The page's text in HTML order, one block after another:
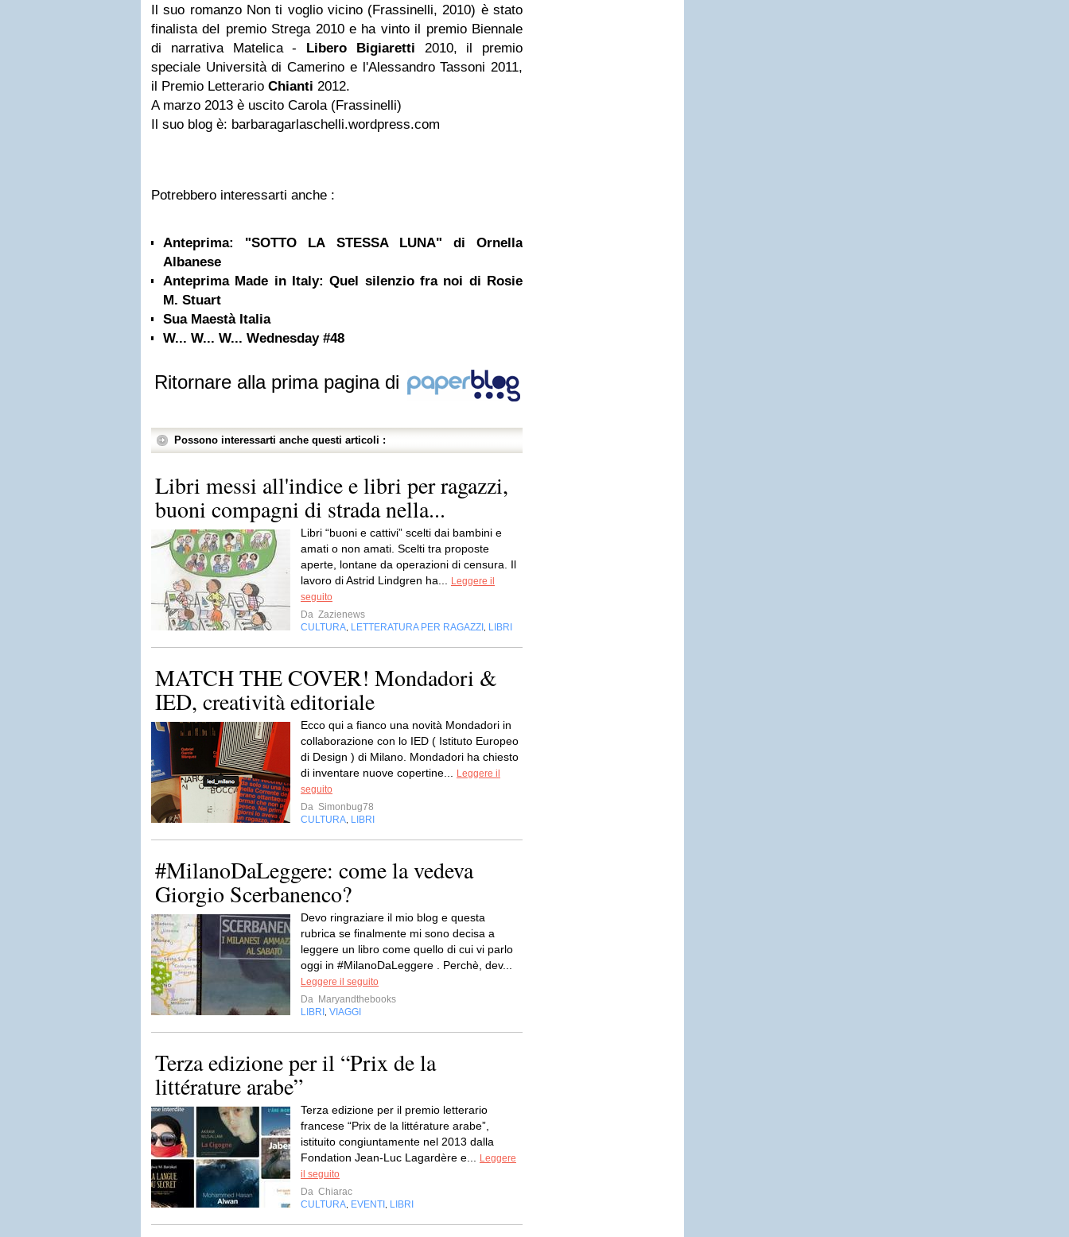
Il suo romanzo Non ti voglio vicino (Frassinelli, 2010) è stato
finalista deI premio Strega 2010 e ha vinto il premio Biennale
di narrativa Matelica - Libero Bigiaretti 2010, il premio
speciale Università di Camerino e l'Alessandro Tassoni 2011,
il Premio Letterario Chianti 2012.
A marzo 2013 è uscito Carola (Frassinelli)
Il suo blog è: barbaragarlaschelli.wordpress.com
Potrebbero interessarti anche :
Anteprima: "SOTTO LA STESSA LUNA" di Ornella
Albanese
Anteprima Made in Italy: Quel silenzio fra noi di Rosie
M. Stuart
Sua Maestà Italia
W... W... W... Wednesday #48
Ritornare alla prima pagina di
Possono interessarti anche questi articoli :
Libri messi all'indice e libri per ragazzi,
buoni compagni di strada nella...
Libri “buoni e cattivi” scelti dai bambini e
amati o non amati. Scelti tra proposte
aperte, lontane da operazioni di censura. Il
lavoro di Astrid Lindgren ha...
Leggere il
seguito
Da Zazienews
CULTURA LETTERATURA PER RAGAZZI LIBRI
MATCH THE COVER! Mondadori &
IED, creatività editoriale
Ecco qui a fianco una novità Mondadori in
collaborazione con lo IED ( Istituto Europeo
di Design ) di Milano. Mondadori ha chiesto
di inventare nuove copertine...
Leggere il
seguito
Da Simonbug78
CULTURA LIBRI
#MilanoDaLeggere: come la vedeva
Giorgio Scerbanenco?
Devo ringraziare il mio blog e questa
rubrica se finalmente mi sono decisa a
leggere un libro come quello di cui vi parlo
oggi in #MilanoDaLeggere . Perchè, dev...
Leggere il seguito
Da Maryandthebooks
LIBRI
VIAGGI
Terza edizione per il “Prix de la
littérature arabe”
Terza edizione per il premio letterario
francese “Prix de la littérature arabe”,
istituito congiuntamente nel 2013 dalla
Fondation Jean-Luc Lagardère e...
Leggere
il seguito
Da Chiarac
CULTURA EVENTI LIBRI